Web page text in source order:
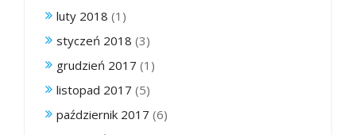
luty 2018 (1)
styczeń 2018 (3)
grudzień 2017 (1)
listopad 2017 (5)
październik 2017 (6)